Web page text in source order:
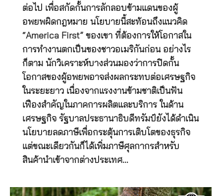
ต่อไป เพื่อสกัดกั้นการลักลอบข้ามแดนของผู้
อพยพผิดกฎหมาย นโยบายนี้สะท้อนถึงแนวคิด
“America First” ของเขา ที่ต้องการให้โอกาสใน
การทำงานตกเป็นของชาวอเมริกันก่อน อย่างไร
ก็ตาม นักวิเคราะห์บางส่วนมองว่าการปิดกั้น
โอกาสของผู้อพยพอาจส่งผลกระทบต่อเศรษฐกิจ
ในระยะยาว เนื่องจากแรงงานข้ามชาติเป็นฟัน
เฟืองสำคัญในภาคการผลิตและบริการ ในด้าน
เศรษฐกิจ รัฐบาลประธานาธิบดีทรัมป์ยังได้ดำเนิน
นโยบายลดภาษีเพื่อกระตุ้นการเติบโตของธุรกิจ
แต่ขณะเดียวกันก็ได้เพิ่มภาษีศุลกากรสำหรับ
สินค้านำเข้าจากต่างประเทศ…